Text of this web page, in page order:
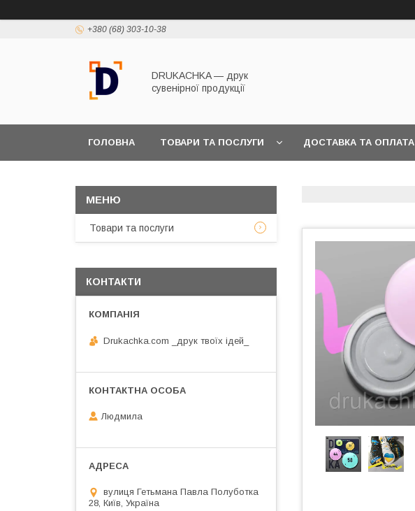
+380 (68) 303-10-38
DRUKACHKA — друк
cувенірної продукції
ГОЛОВНА ТОВАРИ ТА ПОСЛУГИ ДОСТАВКА ТА ОПЛАТА
Товари та послуги
КОНТАКТИ
Drukachka.com _друк твоїх ідей_
Людмила
вулиця Гетьмана Павла Полуботка
28, Київ, Україна